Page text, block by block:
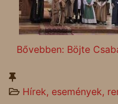
Bővebben: Böjte
Hírek, események,